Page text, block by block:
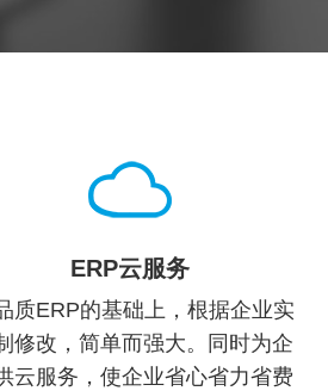
ERP云服务
质ERP的基础上，根据企业实
修改，简单而强大。同时为企
云服务，使企业省心省力省费